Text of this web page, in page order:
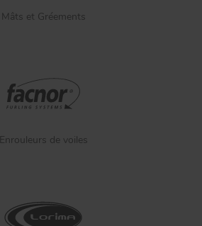
Mâts et Gréements
Enrouleurs de voiles